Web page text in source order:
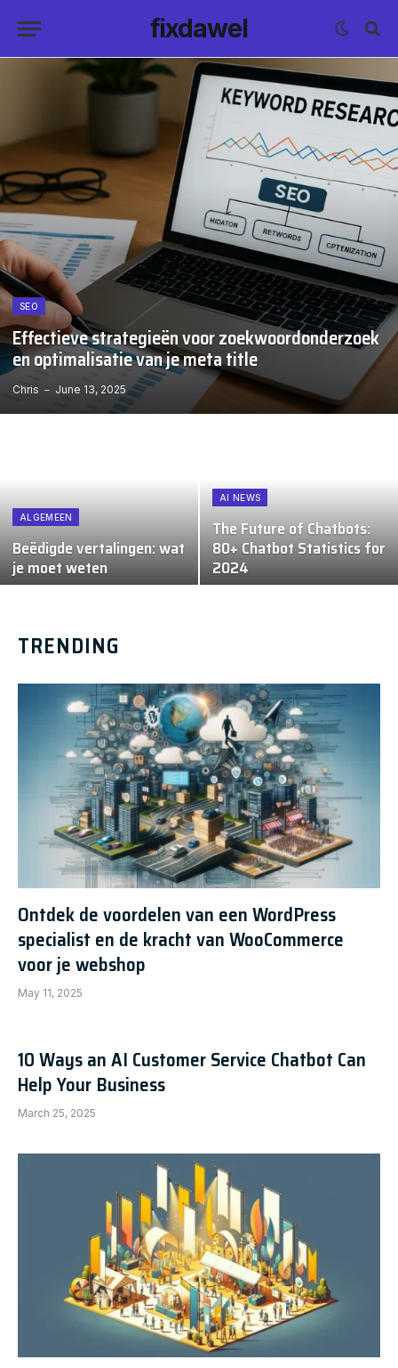
fixdawel
SEO
Effectieve strategieën voor zoekwoordonderzoek
en optimalisatie van je meta title
Chris June 13, 2025
ALGEMEEN
Beëdigde vertalingen: wat
je moet weten
AI NEWS
The Future of Chatbots:
80+ Chatbot Statistics for
2024
TRENDING
Ontdek de voordelen van een WordPress
specialist en de kracht van WooCommerce
voor je webshop
May 11, 2025
10 Ways an AI Customer Service Chatbot Can
Help Your Business
March 25, 2025